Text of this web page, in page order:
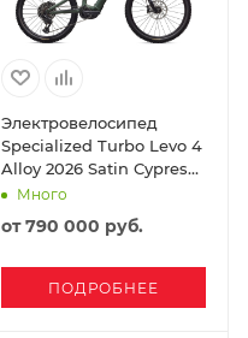
Электровелосипед
Specialized Turbo Levo 4
Alloy 2026 Satin Cypress
Metallic / Dark Moss
Много
от790 000 руб.
ПОДРОБНЕЕ